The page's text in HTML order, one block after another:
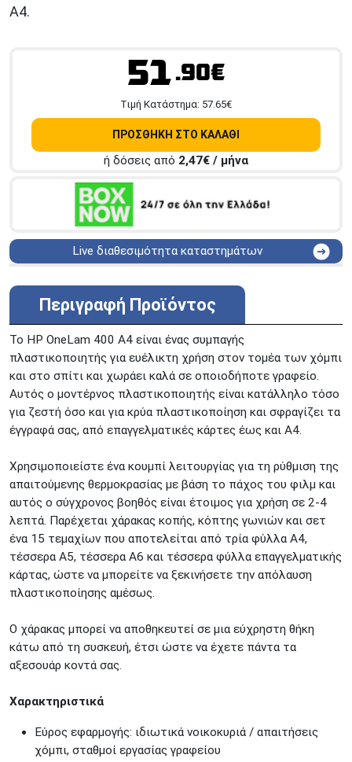
A4.
51.90€
Tιμή Κατάστημα: 57.65€
ΠΡΟΣΘΗΚΗ ΣΤΟ ΚΑΛΑΘΙ
ή δόσεις από 2,47€ / μήνα
Live διαθεσιμότητα καταστημάτων
ΑΘΗΝΑ
Στουρνάρη 27
ΠΕΡΙΣΤΕΡΙ
ΠΕΙΡΑΙΑΣ
Μαυρομιχάλη 1 και Ακτή
Κονδύλη
ΜΕΤΑΜΟΡΦΩΣΗ
Τατοϊόυ 117
ΓΛΥΦΑΔΑ
A. Παπανδρέου 4
ΚΟΛΩΝΟΣ
Πτολεμαίου Κλαύδιου 8
ΚΕΝΤΡΙΚΕΣ ΑΠΟΘΗΚΕΣ
ΘΕΣΣΑΛΟΝΙΚΗ
Πολυτεχνείου
Προσοχή!
Η Διαθεσιμότητα μεταβάλλεται συνεχώς
Διαβάστε εδώ
Περιγραφή Προϊόντος
Το HP OneLam 400 A4 είναι ένας συμπαγής
πλαστικοποιητής για ευέλικτη χρήση στον τομέα των χόμπι
και στο σπίτι και χωράει καλά σε οποιοδήποτε γραφείο.
Αυτός ο μοντέρνος πλαστικοποιητής είναι κατάλληλο τόσο
για ζεστή όσο και για κρύα πλαστικοποίηση και σφραγίζει τα
έγγραφά σας, από επαγγελματικές κάρτες έως και A4.
Χρησιμοποιείστε ένα κουμπί λειτουργίας για τη ρύθμιση της
απαιτούμενης θερμοκρασίας με βάση το πάχος του φιλμ και
αυτός ο σύγχρονος βοηθός είναι έτοιμος για χρήση σε 2-4
λεπτά. Παρέχεται χάρακας κοπής, κόπτης γωνιών και σετ
ένα 15 τεμαχίων που αποτελείται από τρία φύλλα A4,
τέσσερα A5, τέσσερα A6 και τέσσερα φύλλα επαγγελματικής
κάρτας, ώστε να μπορείτε να ξεκινήσετε την απόλαυση
πλαστικοποίησης αμέσως.
Ο χάρακας μπορεί να αποθηκευτεί σε μια εύχρηστη θήκη
κάτω από τη συσκευή, έτσι ώστε να έχετε πάντα τα
αξεσουάρ κοντά σας.
Χαρακτηριστικά
Εύρος εφαρμογής: ιδιωτικά νοικοκυριά / απαιτήσεις
χόμπι, σταθμοί εργασίας γραφείου